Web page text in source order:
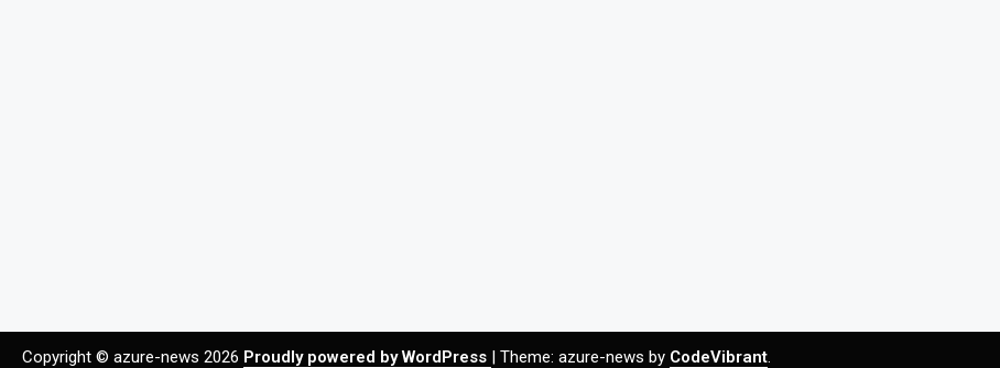
Copyright © azure-news 2026 Proudly powered by WordPress | Theme: azure-news by CodeVibrant.